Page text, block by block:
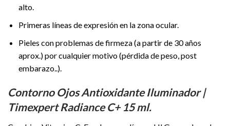
alto.
Primeras líneas de expresión en la zona ocular.
Pieles con problemas de firmeza (a partir de 30 años
aprox.) por cualquier motivo (pérdida de peso, post
embarazo..).
Contorno Ojos Antioxidante Iluminador |
Timexpert Radiance C+ 15 ml.